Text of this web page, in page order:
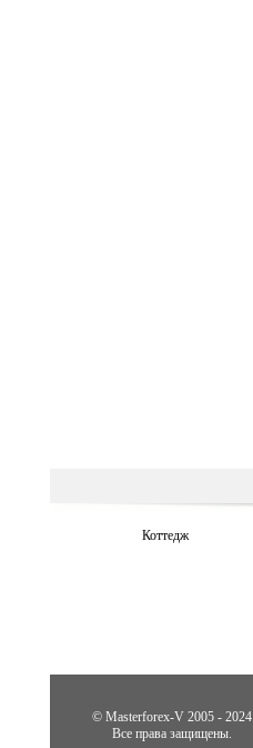
Коттедж
© Masterforex-V 2005 - 2024
Все права защищены.